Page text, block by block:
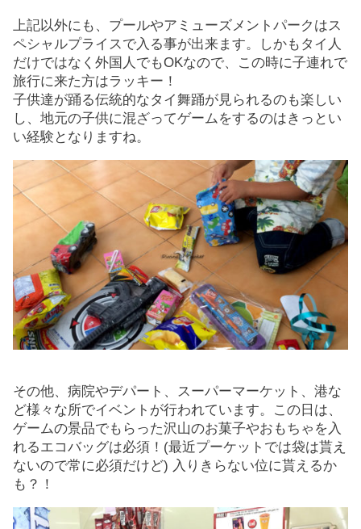
上記以外にも、プールやアミューズメントパークはス
ペシャルプライスで入る事が出来ます。しかもタイ人
だけではなく外国人でもOKなので、この時に子連れで
旅行に来た方はラッキー！
子供達が踊る伝統的なタイ舞踊が見られるのも楽しい
し、地元の子供に混ざってゲームをするのはきっとい
い経験となりますね。
その他、病院やデパート、スーパーマーケット、港な
ど様々な所でイベントが行われています。この日は、
ゲームの景品でもらった沢山のお菓子やおもちゃを入
れるエコバッグは必須！(最近プーケットでは袋は貰え
ないので常に必須だけど) 入りきらない位に貰えるか
も？！